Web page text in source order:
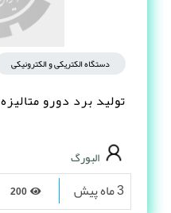
دستگاه الکتریکی و الکترونیکی
تولید برد دورو متالیزه
البورگ
3 ماه پیش